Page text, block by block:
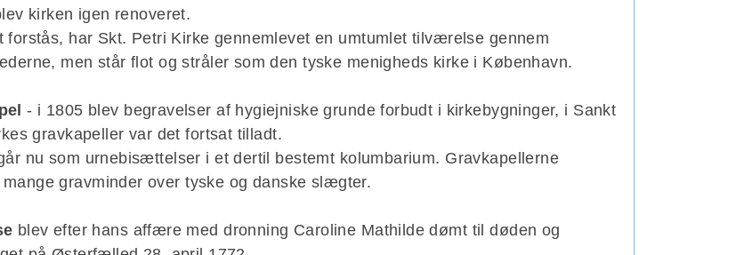
kirken igen renoveret.
forstås, har Skt. Petri Kirke gennemlevet en umtumlet tilværelse gennem
men står flot og stråler som den tyske menigheds kirke i København.
- i 1805 blev begravelser af hygiejniske grunde forbudt i kirkebygninger, i Sankt
gravkapeller var det fortsat tilladt.
nu som urnebisættelser i et dertil bestemt kolumbarium. Gravkapellerne
mange gravminder over tyske og danske slægter.
blev efter hans affære med dronning Caroline Mathilde dømt til døden og